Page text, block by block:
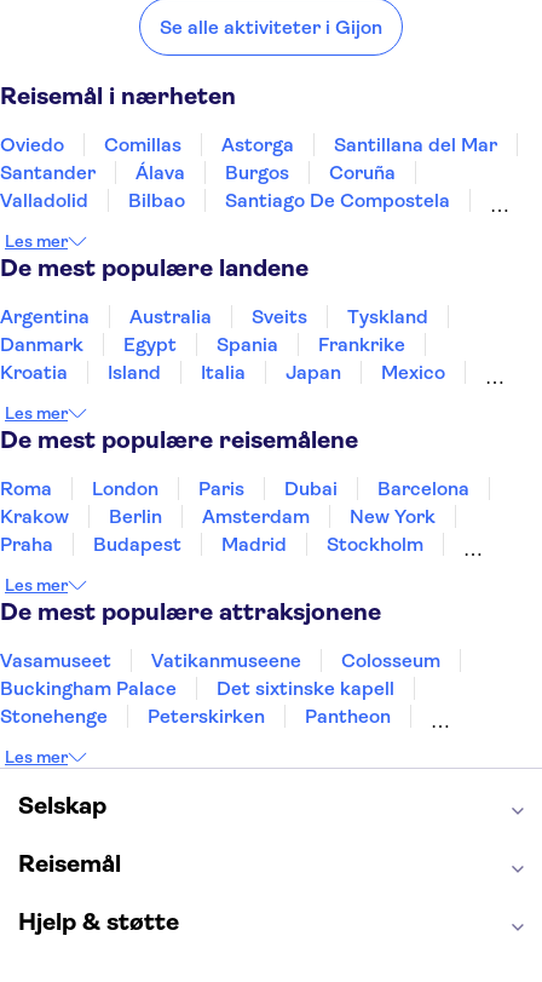
Comillas Astorga Santillana del Mar Santander
Se alle aktiviteter i Gijon
Reisemål i nærheten
Oviedo Comillas Astorga
Santillana del Mar
Santander
Álava Burgos
Coruña
Valladolid
Bilbao
Santiago De Compostela
Pontevedra, Spain
Ribera de Duero, Burgos
Les mer
De mest populære landene
Argentina Australia Sveits
Tyskland
Danmark
Egypt Spania
Frankrike
Kroatia
Island Italia Japan
Mexico
Sverige
Thailand Tyrkia
Les mer
De mest populære reisemålene
Roma London Paris Dubai
Barcelona
Krakow
Berlin Amsterdam
New York
Praha
Budapest Madrid
Stockholm
Alicante
Les mer
De mest populære attraksjonene
Vasamuseet Vatikanmuseene
Colosseum
Buckingham Palace
Det sixtinske kapell
Stonehenge
Peterskirken
Pantheon
Burj Khalifa
Keukenhof
Edinburgh Castle
Alcatraz
Golden Circle
Les mer
Selskap
Reisemål
Hjelp & støtte